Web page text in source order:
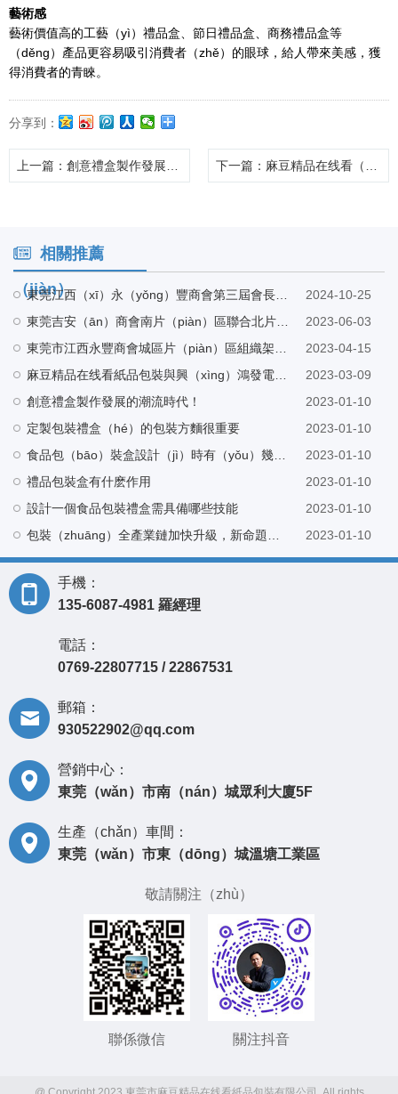
藝術感
藝術價值高的工藝（yì）禮品盒、節日禮品盒、商務禮品盒等
（děng）產品更容易吸引消費者（zhě）的眼球，給人帶來美感，獲
得消費者的青睞。
分享到：
上一篇 ：創意禮盒製作發展的潮流時代！ 下一篇 ：麻豆精品在线看（yìn）紙（zhǐ）品包裝與（yǔ）興鴻發電子科技有限（xiàn）公司（sī）建立友好合作
相關推薦
（jiàn）
2024-10-25
2023-06-03
2023-04-15
2023-03-09
創意禮盒製作發展的潮流時代！
2023-01-10
定製包裝禮盒（hé）的包裝方麵很重要
2023-01-10
2023-01-10
禮品包裝盒有什麽作用
2023-01-10
設計一個食品包裝禮盒需具備哪些技能
2023-01-10
2023-01-10
手機：
135-6087-4981 羅經理
電話：
0769-22807715 / 22867531
郵箱：
930522902@qq.com
營銷中心：
東莞（wǎn）市南（nán）城眾利大廈5F
生產（chǎn）車間：
東莞（wǎn）市東（dōng）城溫塘工業區
敬請關注（zhù）
聯係微信 關注抖音